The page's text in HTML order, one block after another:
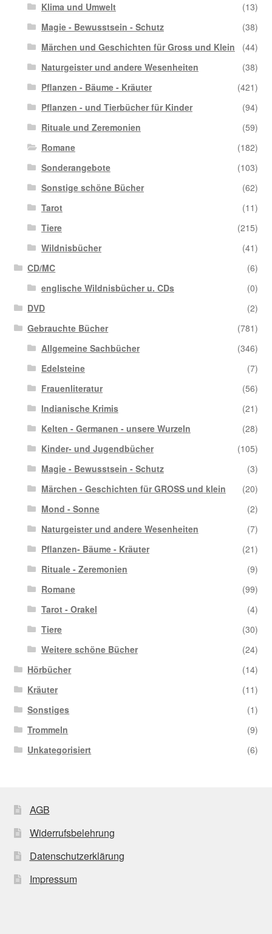
Klima und Umwelt
(13)
Magie - Bewusstsein - Schutz
(38)
Märchen und Geschichten für Gross und Klein
(44)
Naturgeister und andere Wesenheiten
(38)
Pflanzen - Bäume - Kräuter
(421)
Pflanzen - und Tierbücher für Kinder
(94)
Rituale und Zeremonien
(59)
Romane
(182)
Sonderangebote
(103)
Sonstige schöne Bücher
(62)
Tarot
(11)
Tiere
(215)
Wildnisbücher
(41)
CD/MC
(6)
englische Wildnisbücher u. CDs
(0)
DVD
(2)
Gebrauchte Bücher
(781)
Allgemeine Sachbücher
(346)
Edelsteine
(7)
Frauenliteratur
(56)
Indianische Krimis
(21)
Kelten - Germanen - unsere Wurzeln
(28)
Kinder- und Jugendbücher
(105)
Magie - Bewusstsein - Schutz
(3)
Märchen - Geschichten für GROSS und klein
(20)
Mond - Sonne
(2)
Naturgeister und andere Wesenheiten
(7)
Pflanzen- Bäume - Kräuter
(21)
Rituale - Zeremonien
(9)
Romane
(99)
Tarot - Orakel
(4)
Tiere
(30)
Weitere schöne Bücher
(24)
Hörbücher
(14)
Kräuter
(11)
Sonstiges
(1)
Trommeln
(9)
Unkategorisiert
(6)
AGB
Widerrufsbelehrung
Datenschutzerklärung
Impressum